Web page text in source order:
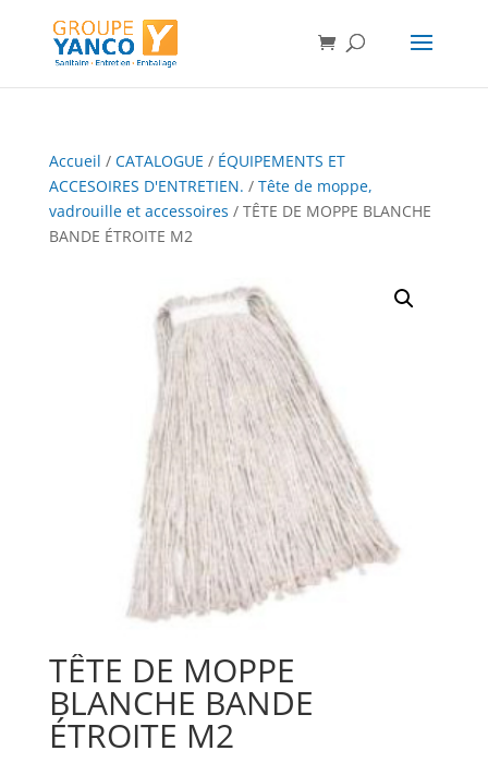
Accueil / CATALOGUE / ÉQUIPEMENTS ET
ACCESOIRES D'ENTRETIEN. / Tête de moppe,
vadrouille et accessoires / TÊTE DE MOPPE BLANCHE
BANDE ÉTROITE M2
TÊTE DE MOPPE
BLANCHE BANDE
ÉTROITE M2